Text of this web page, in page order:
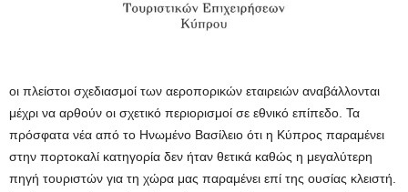
οι πλείστοι σχεδιασμοί των αεροπορικών εταιρειών αναβάλλονται
μέχρι να αρθούν οι σχετικό περιορισμοί σε εθνικό επίπεδο. Τα
πρόσφατα νέα από το Ηνωμένο Βασίλειο ότι η Κύπρος παραμένει
στην πορτοκαλί κατηγορία δεν ήταν θετικά καθώς η μεγαλύτερη
πηγή τουριστών για τη χώρα μας παραμένει επί της ουσίας κλειστή.